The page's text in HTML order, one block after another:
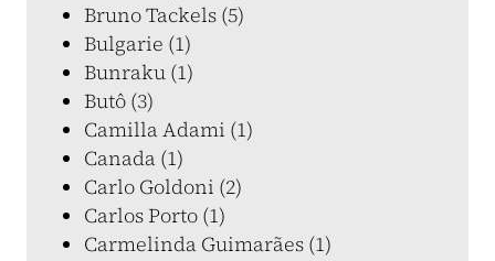
Bruno Tackels (5)
Bulgarie (1)
Bunraku (1)
Butô (3)
Camilla Adami (1)
Canada (1)
Carlo Goldoni (2)
Carlos Porto (1)
Carmelinda Guimarães (1)